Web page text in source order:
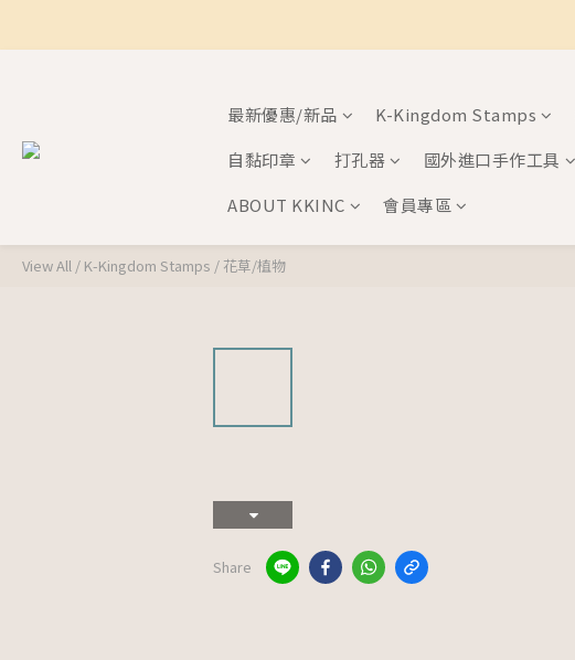
最新優惠/新品 K-Kingdom Stamps
自黏印章
打孔器 國外進口手作工具
ABOUT KKINC
會員專區
View All / K-Kingdom Stamps / 花草/植物
Share